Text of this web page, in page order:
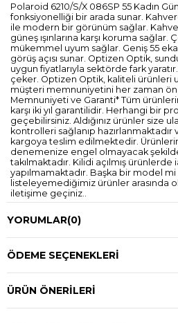
Polaroid 6210/S/X 086SP 55 Kadın
fonksiyonelliği bir arada sunar.
ile modern bir görünüm sağlar.
güneş ışınlarına karşı koruma sağlar.
mükemmel uyum sağlar. Geniş 55
görüş açısı sunar. Optizen Optik,
uygun fiyatlarıyla sektörde fark
çeker. Optizen Optik, kaliteli ürünleri
müşteri memnuniyetini her zaman
Memnuniyeti ve Garanti* Tüm
karşı iki yıl garantilidir. Herhangi bir
geçebilirsiniz. Aldığınız ürünler size
kontrolleri sağlanıp hazırlanmaktadır
kargoya teslim edilmektedir.
denemenize engel olmayacak
takılmaktadır. Kilidi açılmış
yapılmamaktadır. Başka bir model mi
listeleyemediğimiz ürünler arasında
iletişime geçiniz..
YORUMLAR(0)
ÖDEME SEÇENEKLERI
ÜRÜN ÖNERILERI